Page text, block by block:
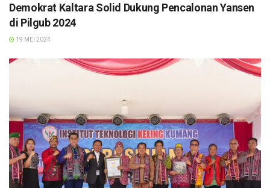
Demokrat Kaltara Solid Dukung Pencalonan Yansen
di Pilgub 2024
19 MEI 2024